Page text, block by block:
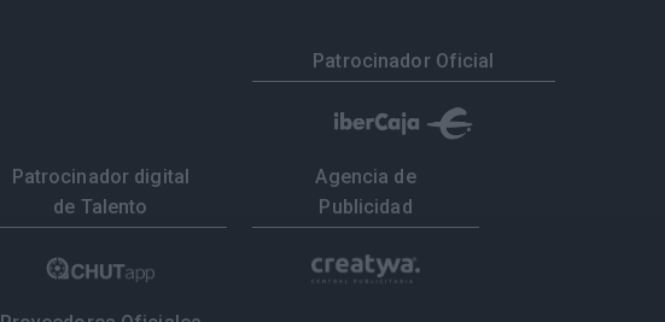
Patrocinador Oficial
Patrocinador digital
de Talento
Agencia de
Publicidad